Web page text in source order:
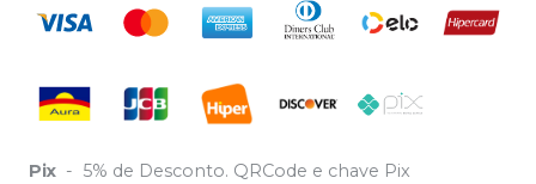
Pix - 5% de Desconto. QRCode e chave Pix